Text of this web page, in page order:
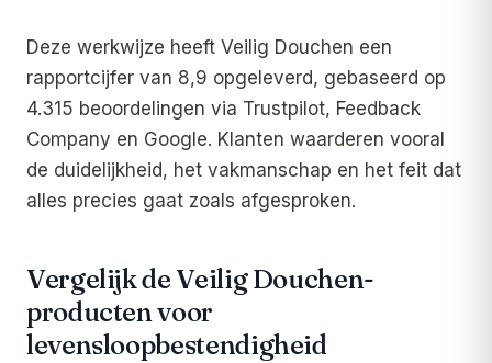
Deze werkwijze heeft Veilig Douchen een
rapportcijfer van 8,9 opgeleverd, gebaseerd op
4.315 beoordelingen via Trustpilot, Feedback
Company en Google. Klanten waarderen vooral
de duidelijkheid, het vakmanschap en het feit dat
alles precies gaat zoals afgesproken.
Vergelijk de Veilig Douchen-
producten voor
levensloopbestendigheid